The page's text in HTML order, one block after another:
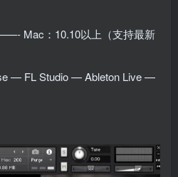
Mac：10.10以上（支持最新
— FL Studio — Ableton Live —